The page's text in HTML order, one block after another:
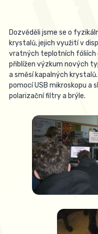
Dozvěděli jsme se o
krystalů, jejich využití v
vratných teplotních fóliích
přiblížen výzkum nových
a směsí kapalných
pomocí USB mikroskopu a
polarizační filtry a brýle.